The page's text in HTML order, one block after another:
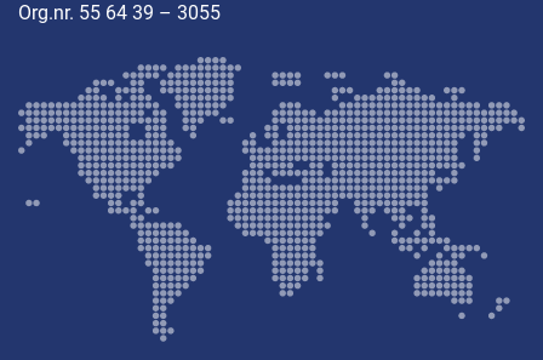
Org.nr. 55 64 39 – 3055